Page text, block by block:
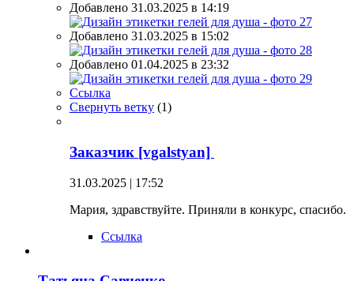
Добавлено 31.03.2025 в 14:19
Добавлено 31.03.2025 в 15:02
Добавлено 01.04.2025 в 23:32
Ссылка
Свернуть ветку (1)
Заказчик [vgalstyan]
31.03.2025 | 17:52
Мария, здравствуйте. Приняли в конкурс, спасибо.
Ссылка